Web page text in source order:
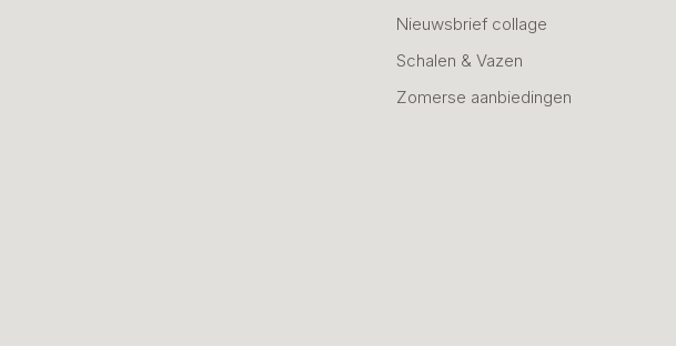
Nieuwsbrief collage
Schalen & Vazen
Zomerse aanbiedingen